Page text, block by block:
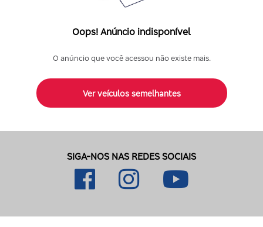
Oops! Anúncio indisponível
O anúncio que você acessou não existe mais.
Ver veículos semelhantes
SIGA-NOS NAS REDES SOCIAIS